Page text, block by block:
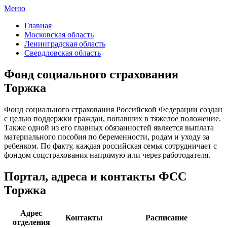
Меню
Главная
Московская область
Ленинградская область
Свердловская область
Фонд социального страхования
Торжка
Фонд социального страхования Российской Федерации создан
с целью поддержки граждан, попавших в тяжелое положение.
Также одной из его главных обязанностей является выплата
материального пособия по беременности, родам и уходу за
ребенком. По факту, каждая российская семья сотрудничает с
фондом соцстрахования напрямую или через работодателя.
Портал, адреса и контакты ФСС
Торжка
Адрес
отделения
Контакты Расписание